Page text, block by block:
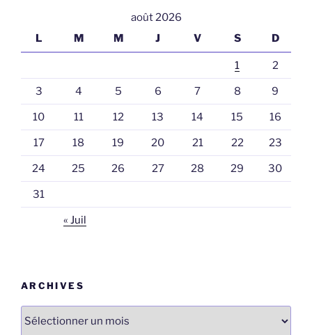
août 2026
L
M M J V S D
1 2
3 4 5 6 7 8 9
10 11 12 13 14 15 16
17 18 19 20 21 22 23
24 25 26 27 28 29 30
31
« Juil
ARCHIVES
Archives